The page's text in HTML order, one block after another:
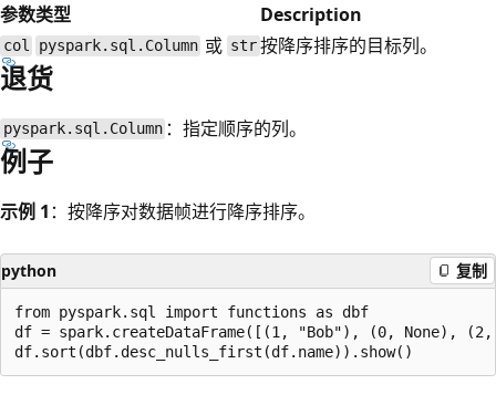
参数类型 Description
col pyspark.sql.Column 或 str按降序排序的目标列。
退货
pyspark.sql.Column ：指定顺序的列。
例子
示例 1 ：按降序对数据帧进行降序排序。
python 复制
from pyspark.sql import functions as dbf
df = spark.createDataFrame([(1, "Bob"), (0, None),